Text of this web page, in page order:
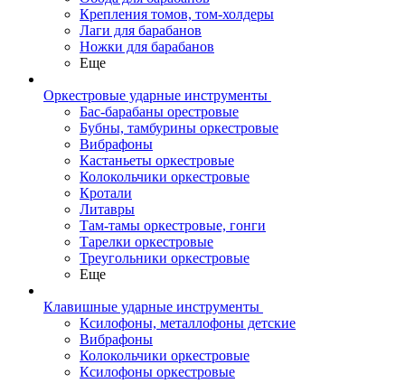
Крепления томов, том-холдеры
Лаги для барабанов
Ножки для барабанов
Еще
Оркестровые ударные инструменты
Бас-барабаны орестровые
Бубны, тамбурины оркестровые
Вибрафоны
Кастаньеты оркестровые
Колокольчики оркестровые
Кротали
Литавры
Там-тамы оркестровые, гонги
Тарелки оркестровые
Треугольники оркестровые
Еще
Клавишные ударные инструменты
Ксилофоны, металлофоны детские
Вибрафоны
Колокольчики оркестровые
Ксилофоны оркестровые